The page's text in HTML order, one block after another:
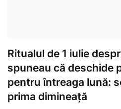
Ritualul de 1 iulie
spuneau că deschide
pentru întreaga lună:
prima dimineață